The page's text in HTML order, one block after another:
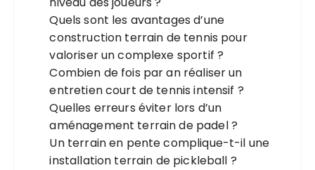
Quels sont les avantages d’une
construction terrain de tennis pour
valoriser un complexe sportif ?
Combien de fois par an réaliser un
entretien court de tennis intensif ?
Quelles erreurs éviter lors d’un
aménagement terrain de padel ?
Un terrain en pente complique-t-il une
installation terrain de pickleball ?